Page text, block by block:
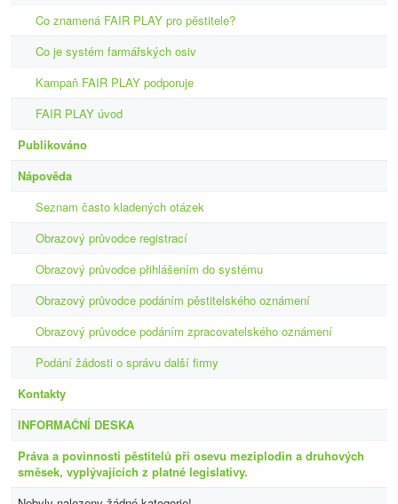
Co znamená FAIR PLAY pro pěstitele?
Co je systém farmářských osiv
Kampaň FAIR PLAY podporuje
FAIR PLAY úvod
Publikováno
Nápověda
Seznam často kladených otázek
Obrazový průvodce registrací
Obrazový průvodce přihlášením do systému
Obrazový průvodce podáním pěstitelského oznámení
Obrazový průvodce podáním zpracovatelského oznámení
Podání žádosti o správu další firmy
Kontakty
INFORMAČNÍ DESKA
Práva a povinnosti pěstitelů při osevu meziplodin a druhových
směsek, vyplývajících z platné legislativy.